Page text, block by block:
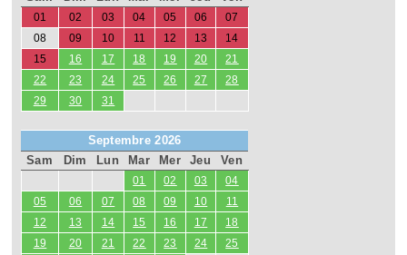
01 02 03 04 05 06
07
08
09 10 11 12 13
14
15
16 17 18 19 20
21
22
23 24 25 26 27
28
29
30 31
Septembre 2026
Sam
Dim Lun Mar Mer Jeu Ven
01 02 03
04
05
06 07 08 09 10
11
12
13 14 15 16 17
18
19
20 21 22 23 24
25